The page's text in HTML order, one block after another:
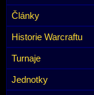
Články
Historie Warcraftu
Turnaje
Jednotky